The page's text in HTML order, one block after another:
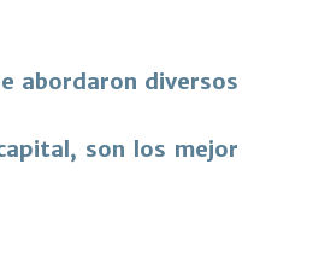
abordaron diversos
son los mejor